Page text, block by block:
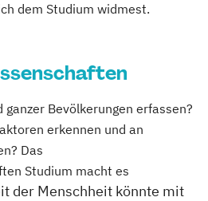
dem Studium widmest.
Bevölkerungen erfassen?
erkennen und an
Das
Studium macht es
der Menschheit könnte mit